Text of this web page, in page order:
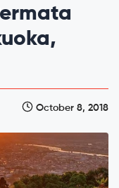
October 8, 2018